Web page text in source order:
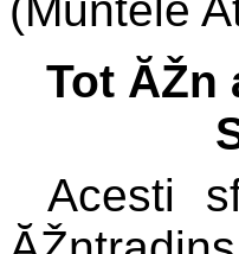
Tot ĂŽn
Acesti